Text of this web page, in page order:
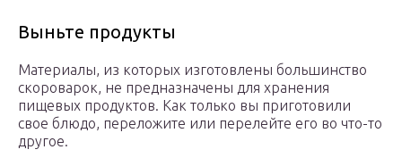
Выньте продукты
Материалы, из которых изготовлены большинство
скороварок, не предназначены для хранения
пищевых продуктов. Как только вы приготовили
свое блюдо, переложите или перелейте его во что-то
другое.